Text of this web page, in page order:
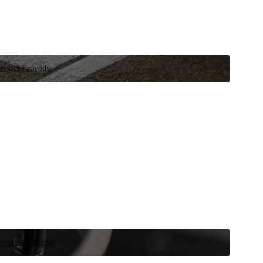
závody.
pro automobil